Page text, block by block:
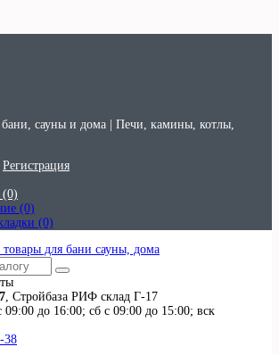
сауны и дома | Печи, камины, котлы,
Регистрация
(0)
(0)
(0)
, Стройбаза РИФ склад Г-17
до 16:00; сб с 09:00 до 15:00; вск
38